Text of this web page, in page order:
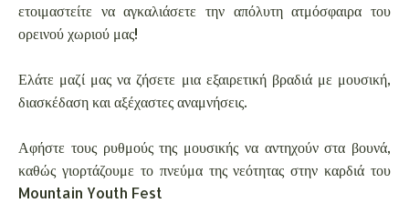
ετοιμαστείτε να αγκαλιάσετε την απόλυτη ατμόσφαιρα του
ορεινού χωριού μας!
Ελάτε μαζί μας να ζήσετε μια εξαιρετική βραδιά με μουσική,
διασκέδαση και αξέχαστες αναμνήσεις.
Αφήστε τους ρυθμούς της μουσικής να αντηχούν στα βουνά,
καθώς γιορτάζουμε το πνεύμα της νεότητας στην καρδιά του
Mountain Youth Fest